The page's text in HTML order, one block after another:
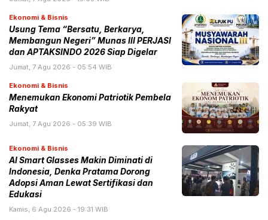
Ekonomi & Bisnis
Usung Tema “Bersatu, Berkarya,
Membangun Negeri” Munas III PERJASI
dan APTAKSINDO 2026 Siap Digelar
Jumat, 7 Agu 2026 - 05:54 WIB
Ekonomi & Bisnis
Menemukan Ekonomi Patriotik Pembela
Rakyat
Jumat, 7 Agu 2026 - 05:39 WIB
Ekonomi & Bisnis
AI Smart Glasses Makin Diminati di
Indonesia, Denka Pratama Dorong
Adopsi Aman Lewat Sertifikasi dan
Edukasi
Kamis, 6 Agu 2026 - 19:31 WIB